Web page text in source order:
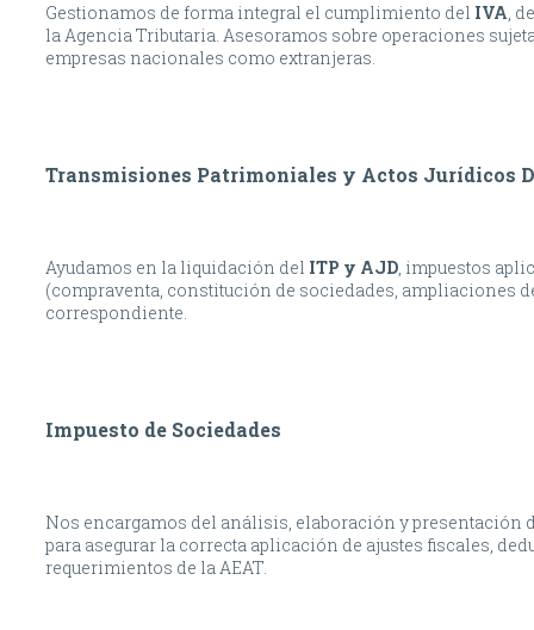
Gestionamos de forma integral el cumplimiento del IVA,
la Agencia Tributaria. Asesoramos sobre operaciones
empresas nacionales como extranjeras.
Transmisiones Patrimoniales y Actos Jurídicos
Ayudamos en la liquidación del ITP y AJD, impuestos
(compraventa, constitución de sociedades, ampliaciones
correspondiente.
Impuesto de Sociedades
Nos encargamos del análisis, elaboración y presentación
para asegurar la correcta aplicación de ajustes fiscales,
requerimientos de la AEAT.